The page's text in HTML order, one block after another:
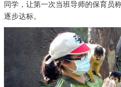
同学，让第一次当班导师的保育员
逐步达标。